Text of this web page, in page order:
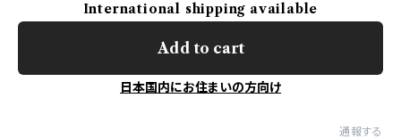
International shipping available
Add to cart
日本国内にお住まいの方向け
通報する